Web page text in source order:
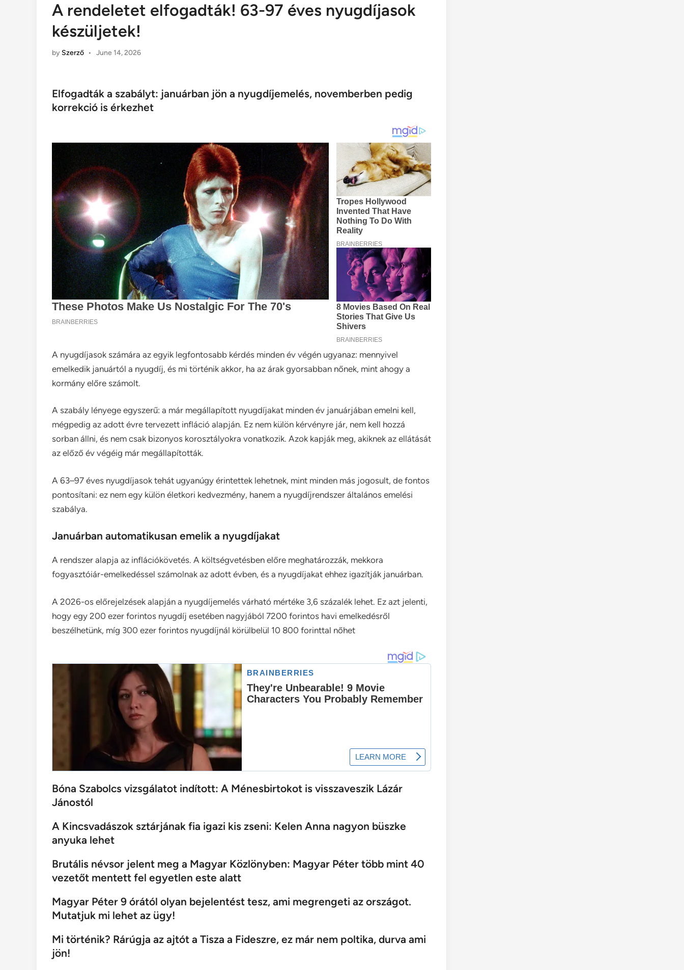
A rendeletet elfogadták! 63-97 éves nyugdíjasok
készüljetek!
by Szerző • June 14, 2026
Elfogadták a szabályt: januárban jön a nyugdíjemelés, novemberben pedig
korrekció is érkezhet
A nyugdíjasok számára az egyik legfontosabb kérdés minden év végén ugyanaz: mennyivel
emelkedik januártól a nyugdíj, és mi történik akkor, ha az árak gyorsabban nőnek, mint ahogy a
kormány előre számolt.
A szabály lényege egyszerű: a már megállapított nyugdíjakat minden év januárjában emelni kell,
mégpedig az adott évre tervezett infláció alapján. Ez nem külön kérvényre jár, nem kell hozzá
sorban állni, és nem csak bizonyos korosztályokra vonatkozik. Azok kapják meg, akiknek az ellátását
az előző év végéig már megállapították.
A 63–97 éves nyugdíjasok tehát ugyanúgy érintettek lehetnek, mint minden más jogosult, de fontos
pontosítani: ez nem egy külön életkori kedvezmény, hanem a nyugdíjrendszer általános emelési
szabálya.
Januárban automatikusan emelik a nyugdíjakat
A rendszer alapja az inflációkövetés. A költségvetésben előre meghatározzák, mekkora
fogyasztóiár-emelkedéssel számolnak az adott évben, és a nyugdíjakat ehhez igazítják januárban.
A 2026-os előrejelzések alapján a nyugdíjemelés várható mértéke 3,6 százalék lehet. Ez azt jelenti,
hogy egy 200 ezer forintos nyugdíj esetében nagyjából 7200 forintos havi emelkedésről
beszélhetünk, míg 300 ezer forintos nyugdíjnál körülbelül 10 800 forinttal nőhet
Bóna Szabolcs vizsgálatot indított: A Ménesbirtokot is visszaveszik Lázár
Jánostól
A Kincsvadászok sztárjának fia igazi kis zseni: Kelen Anna nagyon büszke
anyuka lehet
Brutális névsor jelent meg a Magyar Közlönyben: Magyar Péter több mint 40
vezetőt mentett fel egyetlen este alatt
Magyar Péter 9 órától olyan bejelentést tesz, ami megrengeti az országot.
Mutatjuk mi lehet az ügy!
Mi történik? Rárúgja az ajtót a Tisza a Fideszre, ez már nem poltika, durva ami
jön!